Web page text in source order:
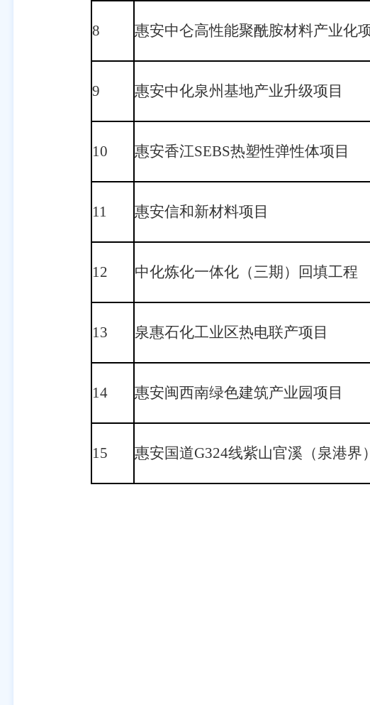
8 惠安中仑高性能聚酰胺材料产业化
9 惠安中化泉州基地产业升级项目
10 惠安香江SEBS热塑性弹性体项目
11 惠安信和新材料项目
12 中化炼化一体化（三期）回填工程
13 泉惠石化工业区热电联产项目
14 惠安闽西南绿色建筑产业园项目
15 惠安国道G324线紫山官溪（泉港界